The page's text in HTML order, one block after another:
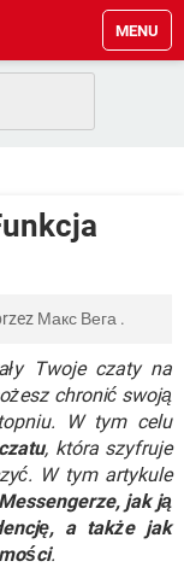
MENU
Макс Вега .
Twoje czaty na
chronić swoją
W tym celu
, która szyfruje
W tym artykule
jak ją
a także jak
.